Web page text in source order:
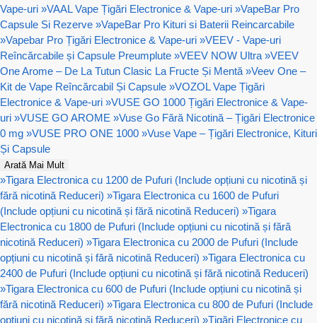
Vape-uri »VAAL Vape Țigări Electronice & Vape-uri »VapeBar Pro
Capsule Si Rezerve »VapeBar Pro Kituri si Baterii Reincarcabile
»Vapebar Pro Țigări Electronice & Vape-uri »VEEV - Vape-uri
Reîncărcabile și Capsule Preumplute »VEEV NOW Ultra »VEEV
One Arome – De La Tutun Clasic La Fructe Și Mentă »Veev One –
Kit de Vape Reîncărcabil Și Capsule »VOZOL Vape Țigări
Electronice & Vape-uri »VUSE GO 1000 Țigări Electronice & Vape-
uri »VUSE GO AROME »Vuse Go Fără Nicotină – Țigări Electronice
0 mg »VUSE PRO ONE 1000 »Vuse Vape – Țigări Electronice, Kituri
Și Capsule
Arată Mai Mult
»Tigara Electronica cu 1200 de Pufuri (Include opțiuni cu nicotină și
fără nicotină Reduceri) »Tigara Electronica cu 1600 de Pufuri
(Include opțiuni cu nicotină și fără nicotină Reduceri) »Tigara
Electronica cu 1800 de Pufuri (Include opțiuni cu nicotină și fără
nicotină Reduceri) »Tigara Electronica cu 2000 de Pufuri (Include
opțiuni cu nicotină și fără nicotină Reduceri) »Tigara Electronica cu
2400 de Pufuri (Include opțiuni cu nicotină și fără nicotină Reduceri)
»Tigara Electronica cu 600 de Pufuri (Include opțiuni cu nicotină și
fără nicotină Reduceri) »Tigara Electronica cu 800 de Pufuri (Include
opțiuni cu nicotină și fără nicotină Reduceri) »Țigări Electronice cu